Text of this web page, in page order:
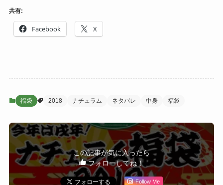
共有:
Facebook X
福袋 2018 ナチュラム ネタバレ 中身 福袋
この記事が気に入ったら
フォローしてね！
Follow Me